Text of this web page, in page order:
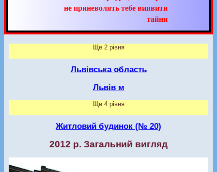
не приневолять тебе виявити
тайни
Ще 2 рівня
Львівська область
Львів м
Ще 4 рівня
Житловий будинок (№ 20)
2012 р. Загальний вигляд